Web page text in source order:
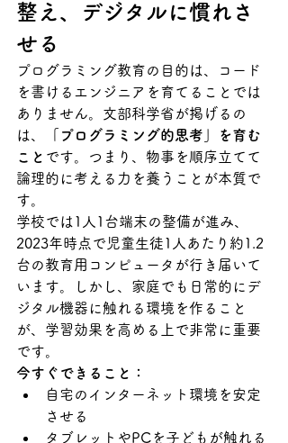
整え、デジタルに慣れさ
せる
プログラミング教育の目的は、コード
を書けるエンジニアを育てることでは
ありません。文部科学省が掲げるの
は、
「プログラミング的思考」を育む
こと です。つまり、物事を順序立てて
論理的に考える力を養うことが本質で
す。
学校では1人1台端末の整備が進み、
2023年時点で児童生徒1人あたり約1.2
台の教育用コンピュータが行き届いて
います。しかし、家庭でも日常的にデ
ジタル機器に触れる環境を作ること
が、学習効果を高める上で非常に重要
です。
今すぐできること：
自宅のインターネット環境を安定
させる
タブレットやPCを子どもが触れる